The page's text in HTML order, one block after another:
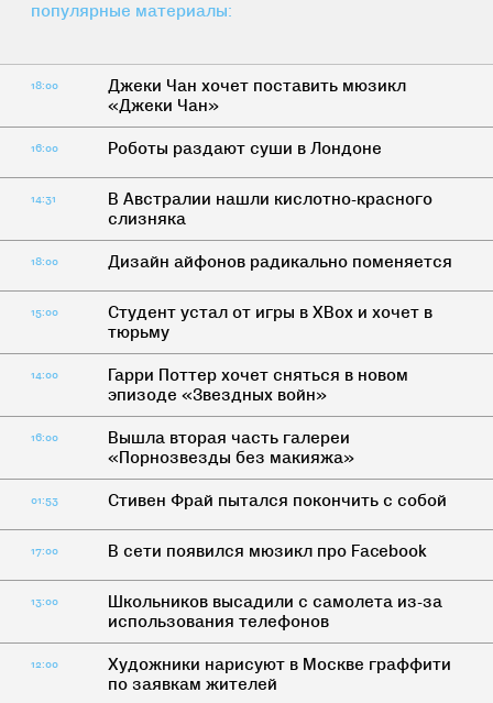
популярные материалы:
18:00
Джеки Чан хочет поставить мюзикл
«Джеки Чан»
16:00 Роботы раздают суши в Лондоне
14:31
В Австралии нашли кислотно-красного
слизняка
18:00 Дизайн айфонов радикально поменяется
15:00
Студент устал от игры в XBox и хочет в
тюрьму
14:00
Гарри Поттер хочет сняться в новом
эпизоде «Звездных войн»
16:00
Вышла вторая часть галереи
«Порнозвезды без макияжа»
01:53 Стивен Фрай пытался покончить с собой
17:00 В сети появился мюзикл про Facebook
13:00
Школьников высадили с самолета из-за
использования телефонов
12:00
Художники нарисуют в Москве граффити
по заявкам жителей